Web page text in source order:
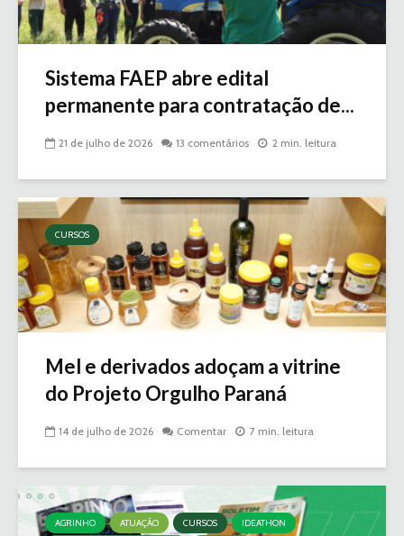
Sistema FAEP abre edital
permanente para contratação de...
21 de julho de 2026 13 comentários 2 min. leitura
CURSOS
Mel e derivados adoçam a vitrine
do Projeto Orgulho Paraná
14 de julho de 2026 Comentar 7 min. leitura
AGRINHO ATUAÇÃO CURSOS
IDEATHON